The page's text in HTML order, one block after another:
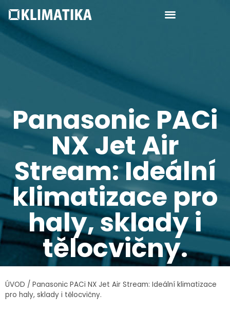
Panasonic PACi
NX Jet Air
Stream: Ideální
klimatizace pro
haly, sklady i
tělocvičny.
ÚVOD / Panasonic PACi NX Jet Air Stream: Ideální klimatizace
pro haly, sklady i tělocvičny.